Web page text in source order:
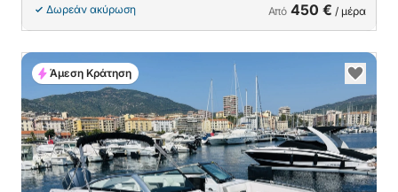
Δωρεάν ακύρωση Από 450 € / μέρα
Άμεση Κράτηση